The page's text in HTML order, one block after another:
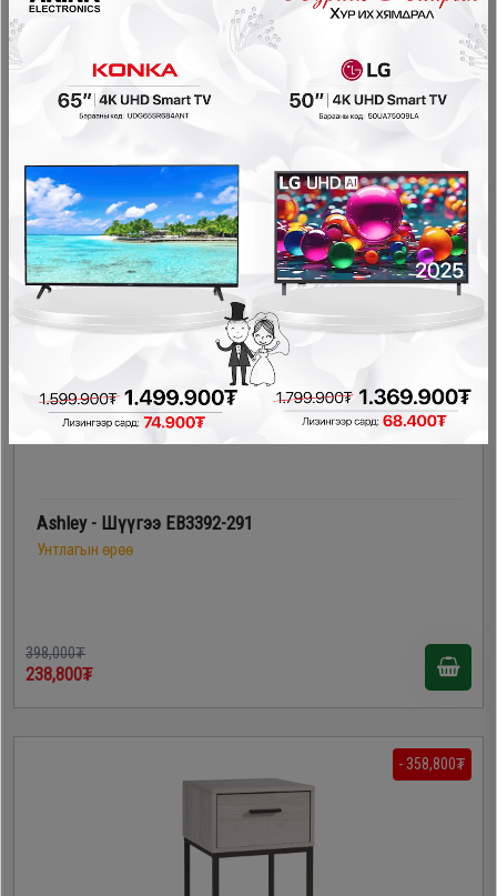
Ashley - Модон тавиур EA1811-2X2
Унтлагын өрөө
228,000₮
193,800₮
- 159,200₮
Ashley - Шүүгээ EB3392-291
Унтлагын өрөө
398,000₮
238,800₮
- 358,800₮